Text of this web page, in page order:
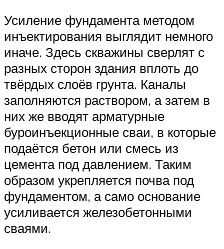
Усиление фундамента методом
инъектирования выглядит немного
иначе. Здесь скважины сверлят с
разных сторон здания вплоть до
твёрдых слоёв грунта. Каналы
заполняются раствором, а затем в
них же вводят арматурные
буроинъекционные сваи, в которые
подаётся бетон или смесь из
цемента под давлением. Таким
образом укрепляется почва под
фундаментом, а само основание
усиливается железобетонными
сваями.